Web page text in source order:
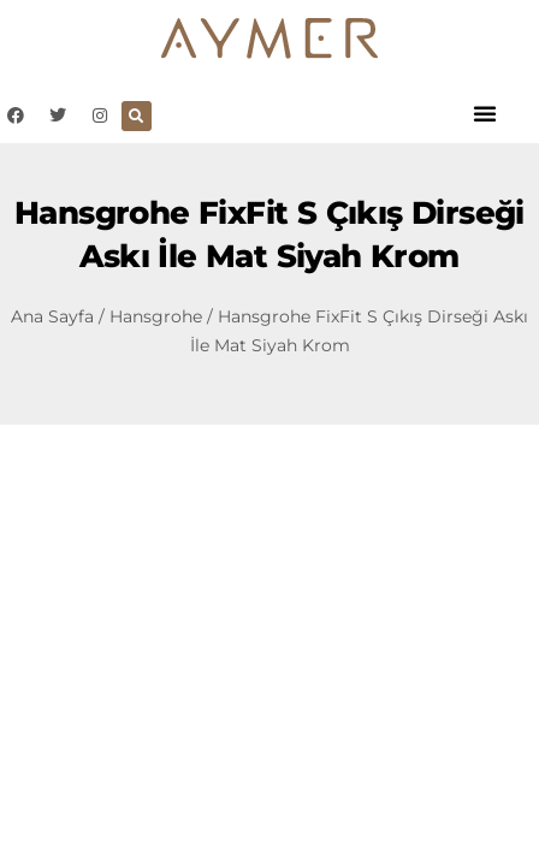
Hansgrohe FixFit S Çıkış Dirseği
Askı İle Mat Siyah Krom
Ana Sayfa / Hansgrohe / Hansgrohe FixFit S Çıkış Dirseği Askı
İle Mat Siyah Krom